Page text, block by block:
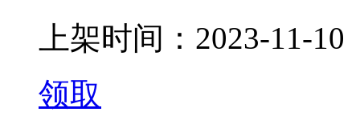
上架时间：2023-11-10
领取